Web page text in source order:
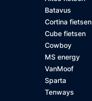
Batavus
Cortina fietsen
Cube fietsen
Cowboy
MS energy
VanMoof
Sparta
Tenways